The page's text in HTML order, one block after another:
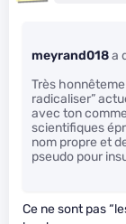
meyrand018a
Très
radicaliser”
avec ton
scientifiques
nom propre et
pseudo pour
Ce ne sont pas